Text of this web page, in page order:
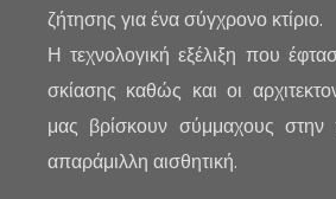
ζήτησης για ένα σύγχρονο κτίριο.
Η τεχνολογική εξέλιξη που
σκίασης καθώς και οι
μας βρίσκουν σύμμαχους στην
απαράμιλλη αισθητική.